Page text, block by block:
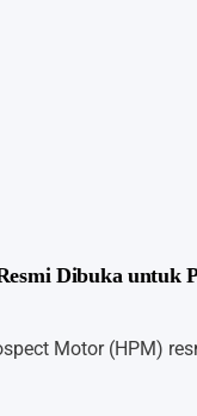
Dibuka untuk
Motor (HPM)